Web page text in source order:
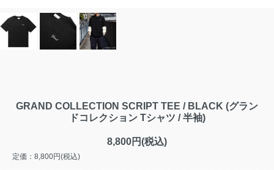
GRAND COLLECTION SCRIPT TEE / BLACK (グラン
ドコレクション Tシャツ / 半袖)
8,800円(税込)
定価：8,800円(税込)